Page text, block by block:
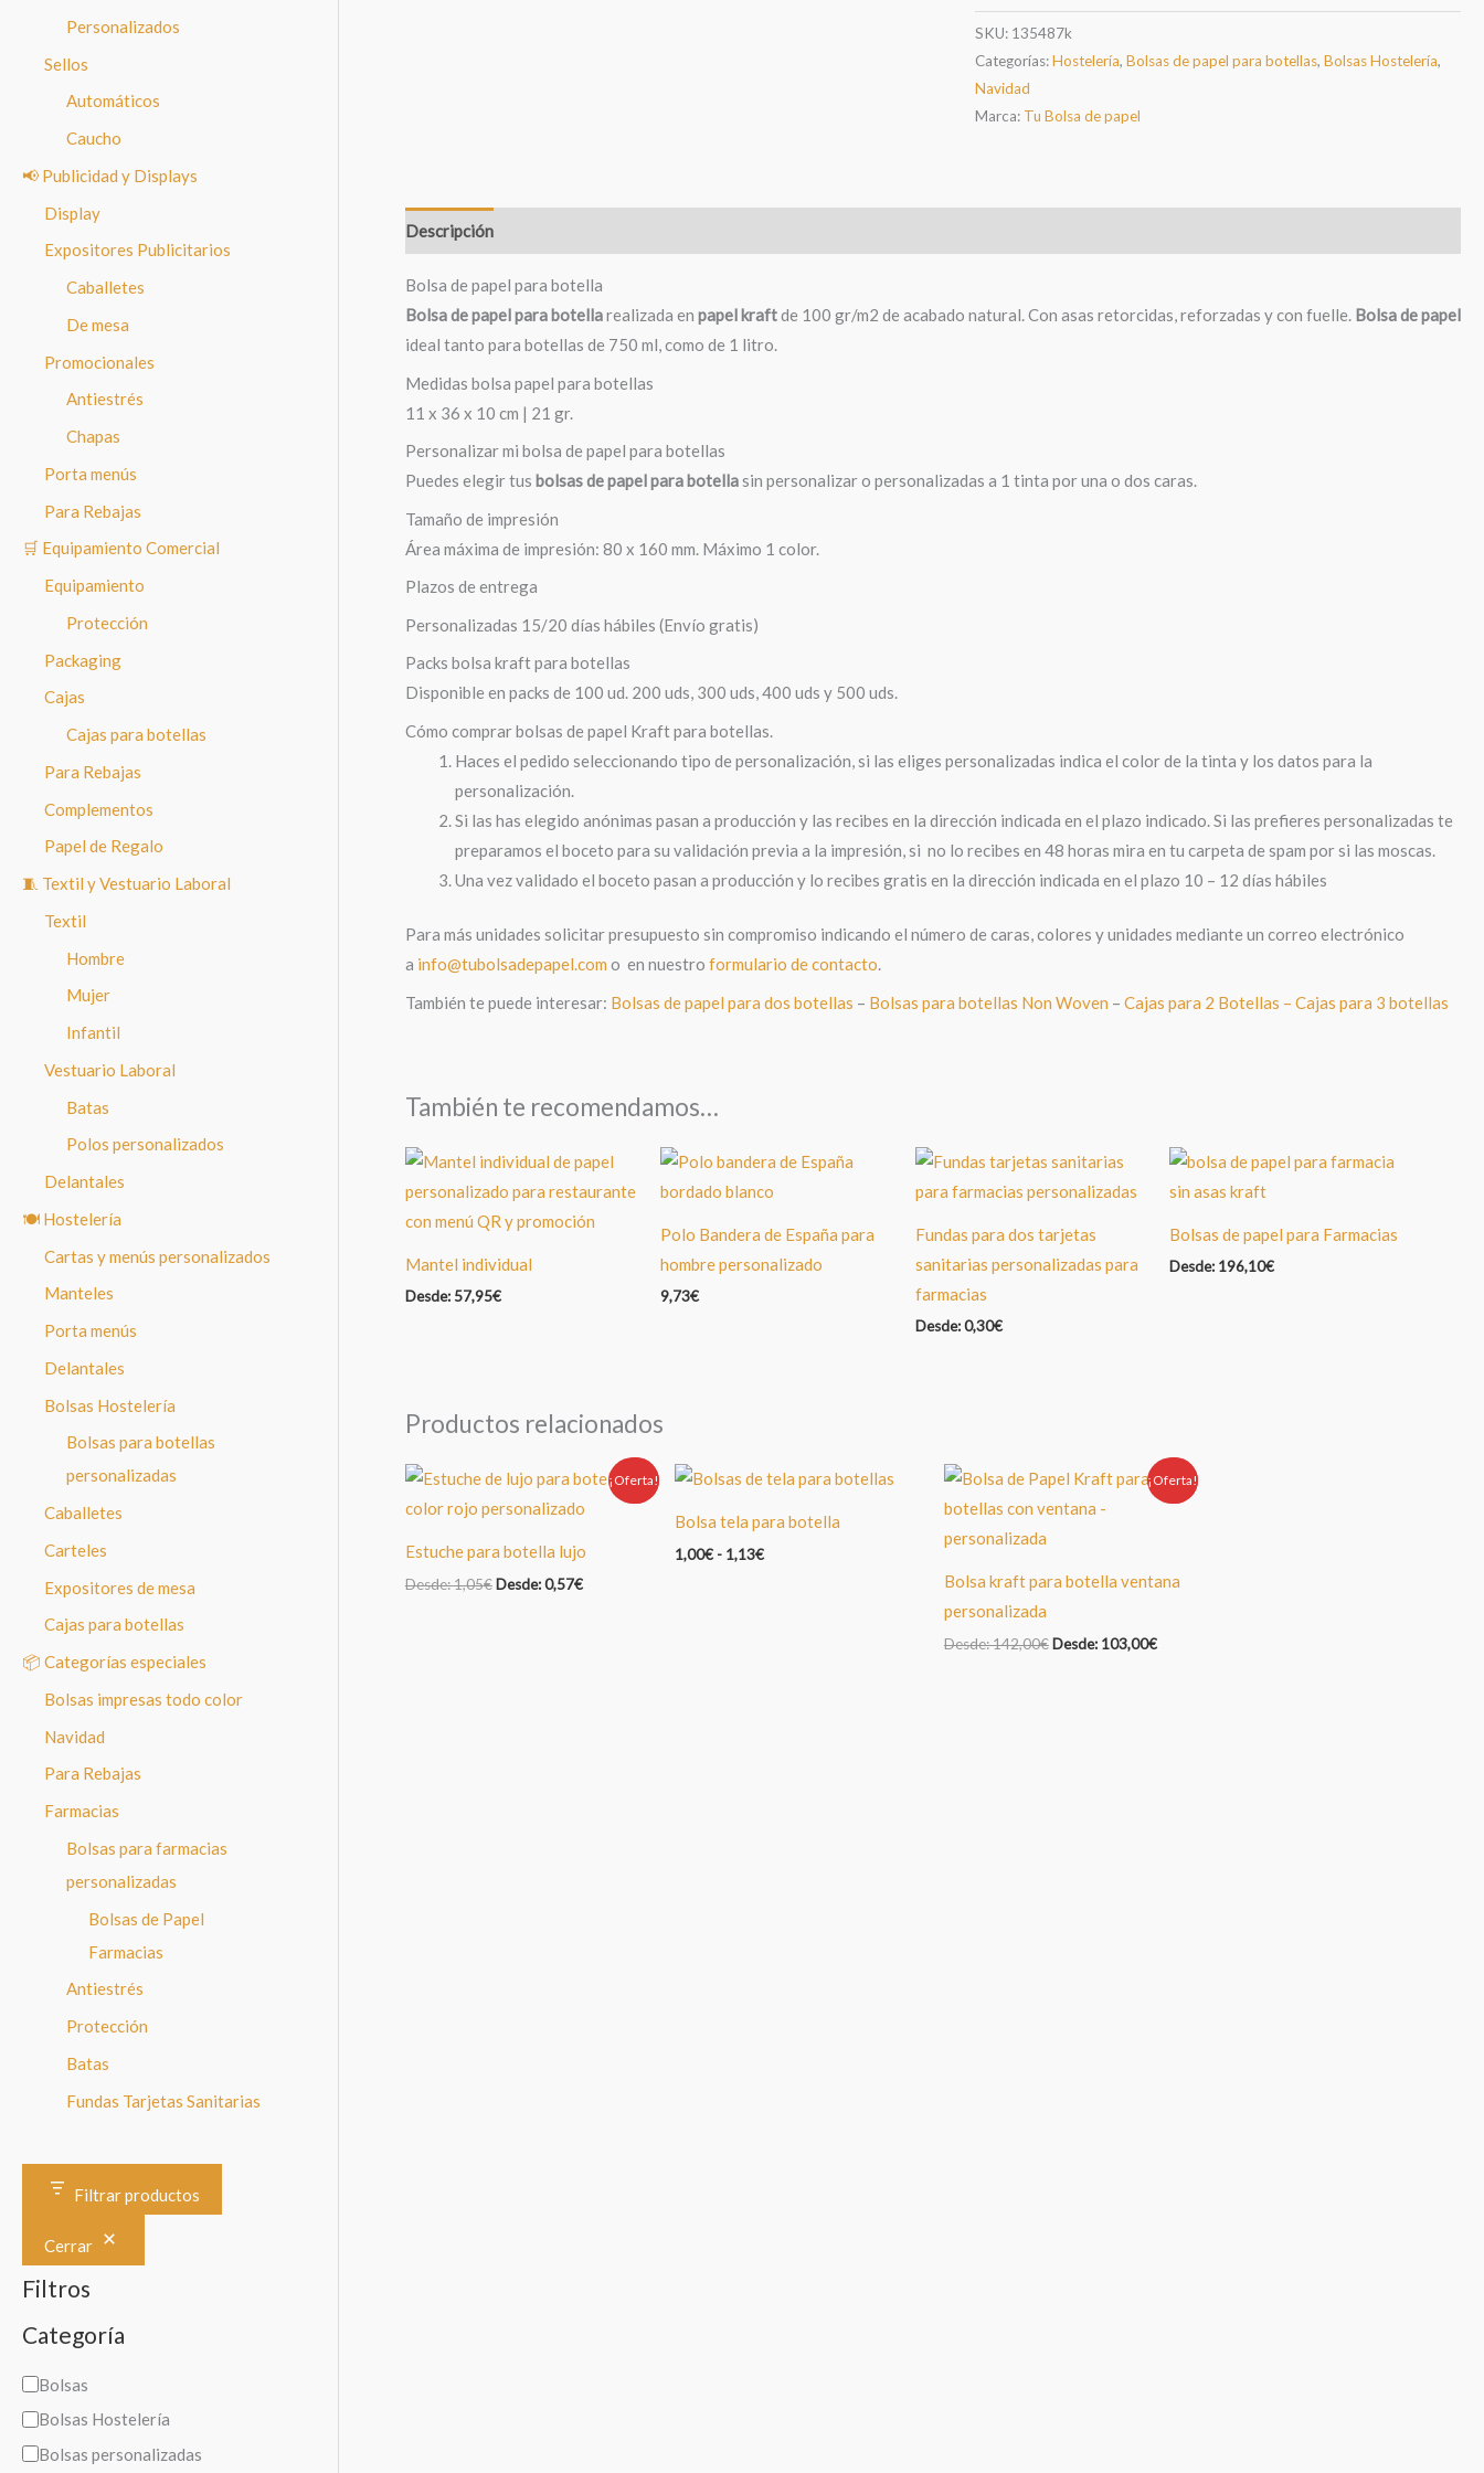
Personalizados
Sellos
Automáticos
Caucho
📢 Publicidad y Displays
Display
Expositores Publicitarios
Caballetes
De mesa
Promocionales
Antiestrés
Chapas
Porta menús
Para Rebajas
🛒 Equipamiento Comercial
Equipamiento
Protección
Packaging
Cajas
Cajas para botellas
Para Rebajas
Complementos
Papel de Regalo
🧵 Textil y Vestuario Laboral
Textil
Hombre
Mujer
Infantil
Vestuario Laboral
Batas
Polos personalizados
Delantales
🍽️ Hostelería
Cartas y menús personalizados
Manteles
Porta menús
Delantales
Bolsas Hostelería
Bolsas para botellas
personalizadas
Caballetes
Carteles
Expositores de mesa
Cajas para botellas
📦 Categorías especiales
Bolsas impresas todo color
Navidad
Para Rebajas
Farmacias
Bolsas para farmacias
personalizadas
Bolsas de Papel
Farmacias
Antiestrés
Protección
Batas
Fundas Tarjetas Sanitarias
Filtrar productos
Cerrar
Filtros
Categoría
C
a
t
Bolsas
Bolsas Hostelería
Bolsas personalizadas
cantidad
SKU: 135487k
Categorías:Hostelería,Bolsas de papel para botellas,Bolsas Hostelería,
Navidad
Marca: Tu Bolsa de papel
Descripción
Bolsa de papel para botella
Bolsa de papel para botellarealizada en papel kraftde 100 gr/m2 de acabado natural. Con asas retorcidas, reforzadas y con fuelle. Bolsa de papel
ideal tanto para botellas de 750 ml, como de 1 litro.
Medidas bolsa papel para botellas
11 x 36 x 10 cm | 21 gr.
Personalizar mi bolsa de papel para botellas
Puedes elegir tus bolsas de papel para botellasin personalizar o personalizadas a 1 tinta por una o dos caras.
Tamaño de impresión
Área máxima de impresión: 80 x 160 mm. Máximo 1 color.
Plazos de entrega
Personalizadas 15/20 días hábiles (Envío gratis)
Packs bolsa kraft para botellas
Disponible en packs de 100 ud. 200 uds, 300 uds, 400 uds y 500 uds.
Cómo comprar bolsas de papel Kraft para botellas.
Haces el pedido seleccionando tipo de personalización, si las eliges personalizadas indica el color de la tinta y los datos para la
personalización.
Si las has elegido anónimas pasan a producción y las recibes en la dirección indicada en el plazo indicado. Si las prefieres personalizadas te
preparamos el boceto para su validación previa a la impresión, si no lo recibes en 48 horas mira en tu carpeta de spam por si las moscas.
Una vez validado el boceto pasan a producción y lo recibes gratis en la dirección indicada en el plazo 10 – 12 días hábiles
Para más unidades solicitar presupuesto sin compromiso indicando el número de caras, colores y unidades mediante un correo electrónico
a info@tubolsadepapel.com o en nuestro formulario de contacto.
También te puede interesar: Bolsas de papel para dos botellas – Bolsas para botellas Non Woven – Cajas para 2 Botellas – Cajas para 3 botellas
También te recomendamos…
Mantel individual
Desde: 57,95€
Polo Bandera de España para
hombre personalizado
9,73€
Fundas para dos tarjetas
sanitarias personalizadas para
farmacias
Desde:0,30€
Bolsas de papel para Farmacias
Desde: 196,10€
Productos relacionados
Oferta!
¡Oferta!
Estuche para botella lujo
Desde:1,05€Desde:0,57€
Bolsa tela para botella
1,00€- 1,13€
Oferta!
¡Oferta!
Bolsa kraft para botella ventana
personalizada
Desde:142,00€Desde: 103,00€